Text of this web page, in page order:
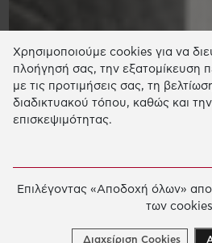
Χρησιμοποιούμε cookies για να
πλοήγησή σας, την εξατομίκευση
με τις προτιμήσεις σας, τη
διαδικτυακού τόπου, καθώς και
επισκεψιμότητας.
Επιλέγοντας «Αποδοχή όλων»
των
Διαχείριση Cookies